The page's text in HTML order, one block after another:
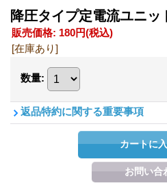
降圧タイプ定電流ユニッ
販売価格: 180円(税込)
[在庫あり]
数量:
返品特約に関する重要事項